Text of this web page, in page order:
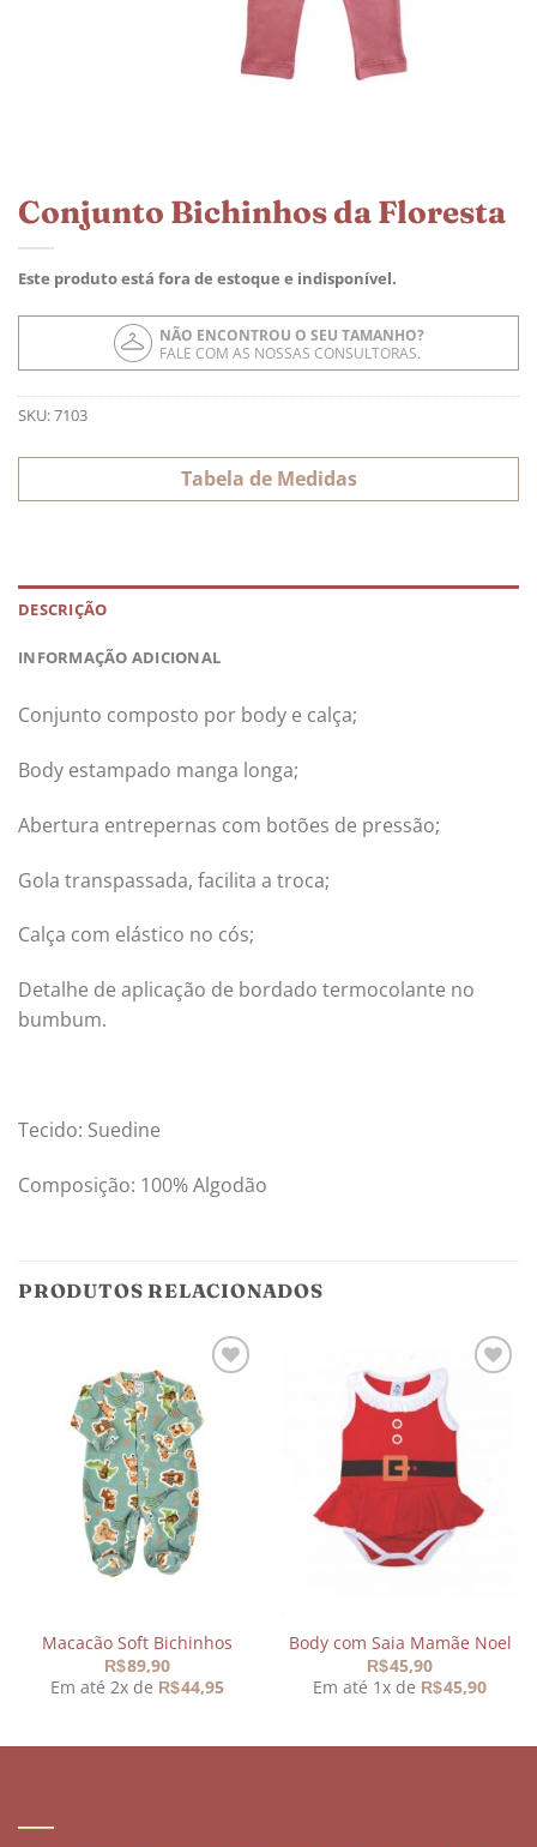
Conjunto Bichinhos da Floresta
Este produto está fora de estoque e indisponível.
NÃO ENCONTROU O SEU TAMANHO?
FALE COM AS NOSSAS CONSULTORAS.
SKU:7103
Tabela de Medidas
DESCRIÇÃO
INFORMAÇÃO ADICIONAL
Conjunto composto por body e calça;
Body estampado manga longa;
Abertura entrepernas com botões de pressão;
Gola transpassada, facilita a troca;
Calça com elástico no cós;
Detalhe de aplicação de bordado termocolante no
bumbum.
Tecido: Suedine
Composição: 100% Algodão
PRODUTOS RELACIONADOS
Adicionar
meus
desejos
Macacão Soft Bichinhos
R$89,90
Em até 2x de R$44,95
Adicionar
meus
desejos
Body com Saia Mamãe Noel
R$45,90
Em até 1x de R$45,90